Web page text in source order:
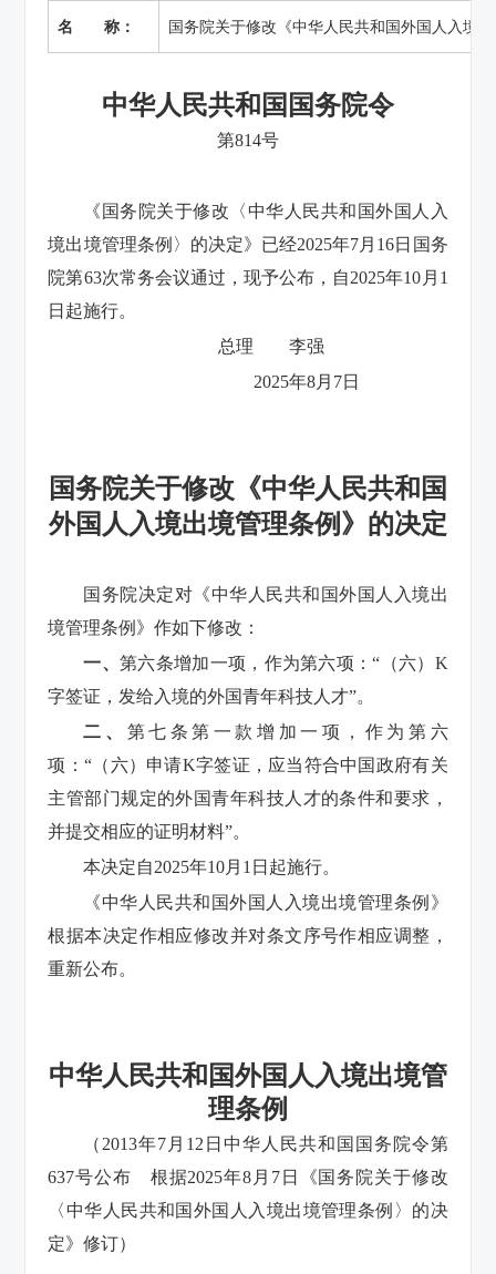
名 称： 国务院关于修改《中华人民共和国外国人入境
中华人民共和国国务院令
第814号
《国务院关于修改〈中华人民共和国外国人入
境出境管理条例〉的决定》已经2025年7月16日国务
院第63次常务会议通过，现予公布，自2025年10月1
日起施行。
总理 李强
2025年8月7日
国务院关于修改《中华人民共和国
外国人入境出境管理条例》的决定
国务院决定对《中华人民共和国外国人入境出
境管理条例》作如下修改：
一、第六条增加一项，作为第六项：“（六）K
字签证，发给入境的外国青年科技人才”。
二、 第七条第一款增加一项，作为第六
项：“（六）申请K字签证，应当符合中国政府有关
主管部门规定的外国青年科技人才的条件和要求，
并提交相应的证明材料”。
本决定自2025年10月1日起施行。
《中华人民共和国外国人入境出境管理条例》
根据本决定作相应修改并对条文序号作相应调整，
重新公布。
中华人民共和国外国人入境出境管
理条例
（2013年7月12日中华人民共和国国务院令第
637号公布 根据2025年8月7日《国务院关于修改
〈中华人民共和国外国人入境出境管理条例〉的决
定》修订）